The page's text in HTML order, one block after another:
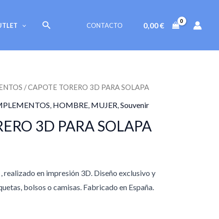
Buscar CONTACTO 0,00€
/ CAPOTE TORERO 3D PARA SOLAPA
HOMBRE MUJER Souvenir
3D PARA SOLAPA
realizado en impresión 3D. Diseño exclusivo y
bolsos o camisas. Fabricado en España.